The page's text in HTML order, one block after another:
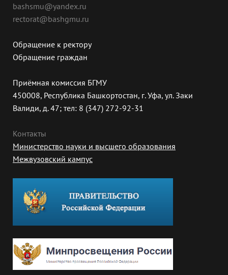
bashsmu@yandex.ru
rectorat@bashgmu.ru
Обращение к ректору
Обращение граждан
Приёмная комиссия БГМУ
450008, Республика Башкортостан, г. Уфа, ул. Заки
Валиди, д. 47; тел: 8 (347) 272-92-31
Контакты
Министерство науки и высшего образования
Межвузовский кампус